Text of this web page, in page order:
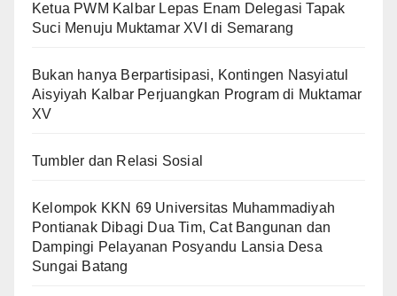
Ketua PWM Kalbar Lepas Enam Delegasi Tapak
Suci Menuju Muktamar XVI di Semarang
Bukan hanya Berpartisipasi, Kontingen Nasyiatul
Aisyiyah Kalbar Perjuangkan Program di Muktamar
XV
Tumbler dan Relasi Sosial
Kelompok KKN 69 Universitas Muhammadiyah
Pontianak Dibagi Dua Tim, Cat Bangunan dan
Dampingi Pelayanan Posyandu Lansia Desa
Sungai Batang